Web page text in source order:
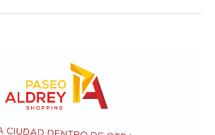
de Península Valdés, sino también
Matías y las actividades
de la salud del ecosistema,
turismo.
que los hechos podrían constituir
y daño agravado, todos ellos
de obligar a las autoridades públicas
con sus funciones (artículos 41